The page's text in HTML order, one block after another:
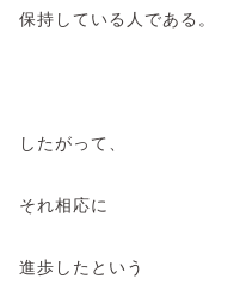
保持している人である。
したがって、
それ相応に
進歩したという